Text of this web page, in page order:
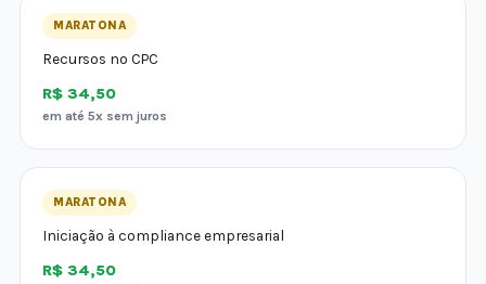
MARATONA
Recursos no CPC
R$ 34,50
em até 5x sem juros
MARATONA
Iniciação à compliance empresarial
R$ 34,50